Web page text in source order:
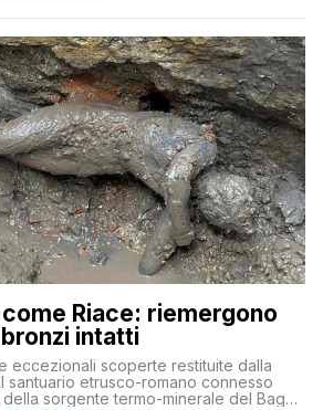
Riace: riemergono
intatti
eccezionali scoperte restituite dalla
santuario etrusco-romano connesso
della sorgente termo-minerale del Bagno